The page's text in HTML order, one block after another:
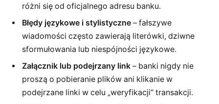
różni się od oficjalnego adresu banku.
Błędy językowe i stylistyczne – fałszywe
wiadomości często zawierają literówki, dziwne
sformułowania lub niespójności językowe.
Załącznik lub podejrzany link – banki nigdy nie
proszą o pobieranie plików ani klikanie w
podejrzane linki w celu „weryfikacji” transakcji.